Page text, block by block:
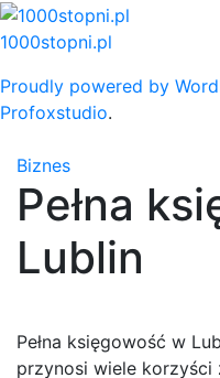
Skip
to
1000stopni.pl
Proudly powered by
Profoxstudio.
Biznes
Pełna
Lublin
Pełna księgowość w
przynosi wiele korzyści